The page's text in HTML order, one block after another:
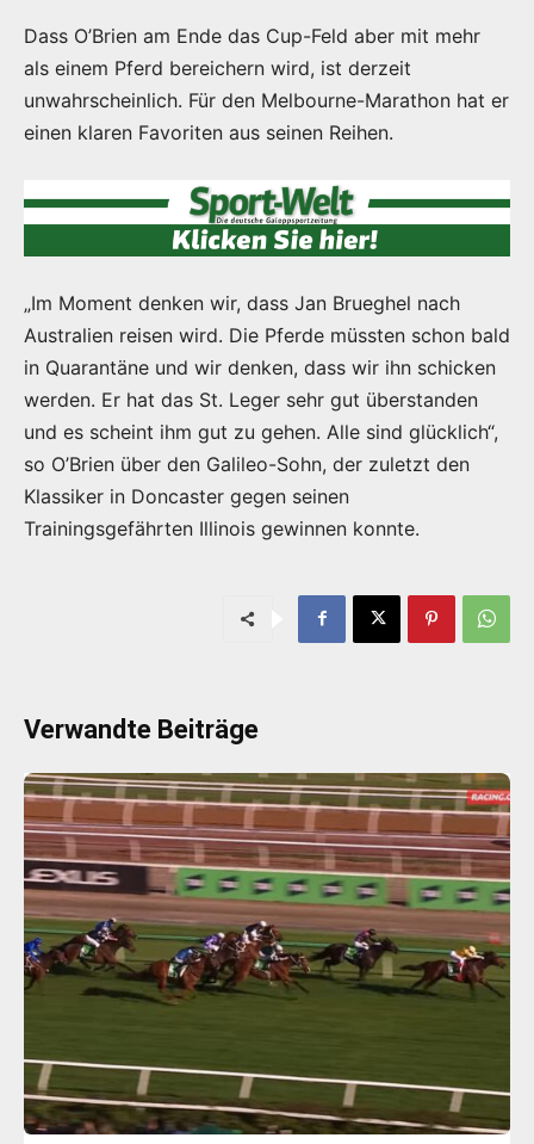
Dass O’Brien am Ende das Cup-Feld aber mit mehr
als einem Pferd bereichern wird, ist derzeit
unwahrscheinlich. Für den Melbourne-Marathon hat er
einen klaren Favoriten aus seinen Reihen.
„Im Moment denken wir, dass Jan Brueghel nach
Australien reisen wird. Die Pferde müssten schon bald
in Quarantäne und wir denken, dass wir ihn schicken
werden. Er hat das St. Leger sehr gut überstanden
und es scheint ihm gut zu gehen. Alle sind glücklich“,
so O’Brien über den Galileo-Sohn, der zuletzt den
Klassiker in Doncaster gegen seinen
Trainingsgefährten Illinois gewinnen konnte.
Verwandte Beiträge